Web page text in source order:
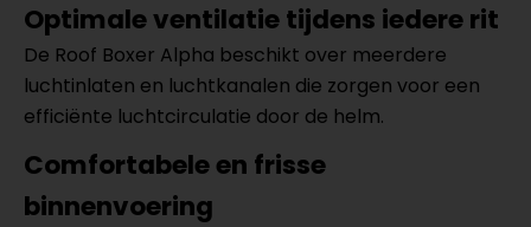
Optimale ventilatie tijdens iedere rit
De Roof Boxer Alpha beschikt over meerdere
luchtinlaten en luchtkanalen die zorgen voor een
efficiënte luchtcirculatie door de helm.
Comfortabele en frisse
binnenvoering